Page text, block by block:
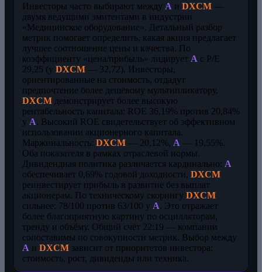
Инвесторы часто выбирают между A и DXCM —
двумя ведущими эмитентами в индустрии
«Медицинское оборудование». Детальный разбор
метрик помогает определить, какая акция предлагает
лучшее соотношение цены и качества. По
коэффициенту «цена/прибыль» лидирует A с P/E
29,25 (у DXCM — 32,72). Инвесторы,
ориентированные на стоимость, отдадут
предпочтение более дешёвому мультипликатору.
DXCM демонстрирует более высокую
рентабельность капитала: ROE 36,19% против 20,84%
у A. Высокий ROE свидетельствует об эффективном
использовании акционерного капитала.
Маржинальность: DXCM — 20,12%, A — 19,55%.
Оба показателя в рамках отраслевой нормы.
Дивидендная политика различается кардинально: A
обеспечивает 0,69% годовой доходности, DXCM
реинвестирует прибыль в развитие без выплат
акционерам. По техническому скорингу DXCM
сильнее: 78/100 против 63/100 у A. Это отражает
более благоприятную картину по осцилляторам,
тренду и объёму. Общий счёт 22:19 — компании
сопоставимы по совокупности метрик. Выбор между
A и DXCM зависит от приоритетов инвестора:
стоимость, рост, дивиденды или техника.